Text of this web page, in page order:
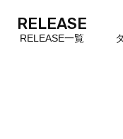
RELEASE
RELEASE一覧